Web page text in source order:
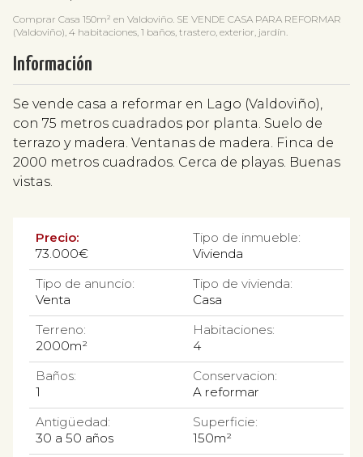
Comprar Casa 150m² en Valdoviño. SE VENDE CASA PARA REFORMAR
(Valdoviño), 4 habitaciones, 1 baños, trastero, exterior, jardín.
Información
Se vende casa a reformar en Lago (Valdoviño),
con 75 metros cuadrados por planta. Suelo de
terrazo y madera. Ventanas de madera. Finca de
2000 metros cuadrados. Cerca de playas. Buenas
vistas.
Precio:
73.000€
Tipo de inmueble:
Vivienda
Tipo de anuncio:
Venta
Tipo de vivienda:
Casa
Terreno:
2000m²
Habitaciones:
4
Baños:
1
Conservacion:
A reformar
Antigüedad:
30 a 50 años
Superficie:
150m²